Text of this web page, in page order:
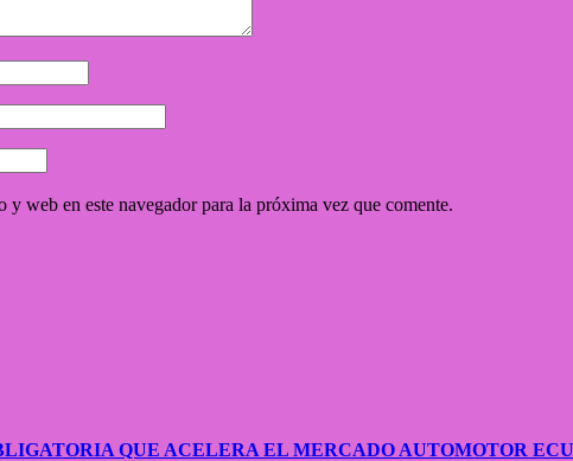
web en este navegador para la próxima vez que comente.
QUE ACELERA EL MERCADO AUTOMOTOR